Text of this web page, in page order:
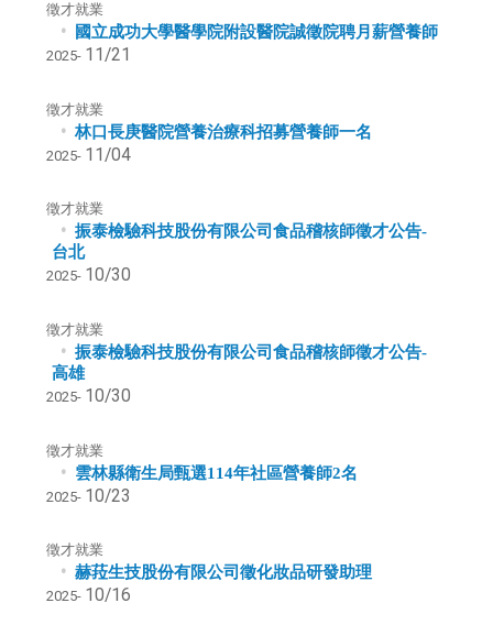
徵才就業
國立成功大學醫學院附設醫院誠徵院聘月薪營養師
2025- 11/21
徵才就業
林口長庚醫院營養治療科招募營養師一名
2025- 11/04
徵才就業
振泰檢驗科技股份有限公司食品稽核師徵才公告-
台北
2025- 10/30
徵才就業
振泰檢驗科技股份有限公司食品稽核師徵才公告-
高雄
2025- 10/30
徵才就業
雲林縣衛生局甄選114年社區營養師2名
2025- 10/23
徵才就業
赫菈生技股份有限公司徵化妝品研發助理
2025- 10/16